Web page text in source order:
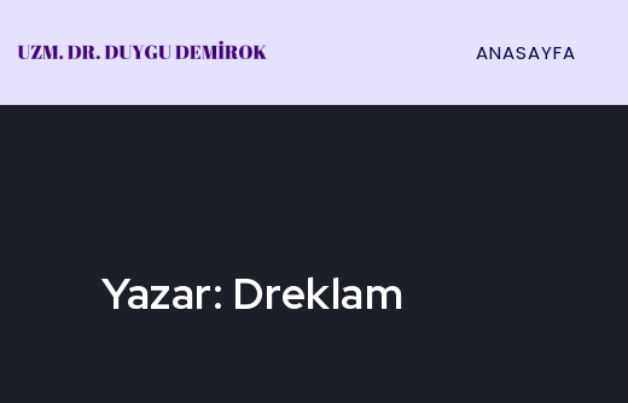
ANASAYFA
Yazar: Dreklam